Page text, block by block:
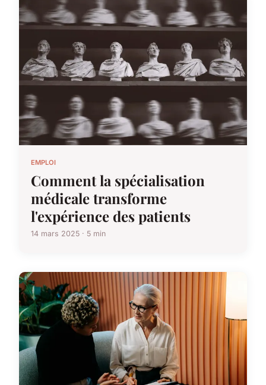
EMPLOI
Comment la spécialisation
médicale transforme
l'expérience des patients
14 mars 2025 · 5 min